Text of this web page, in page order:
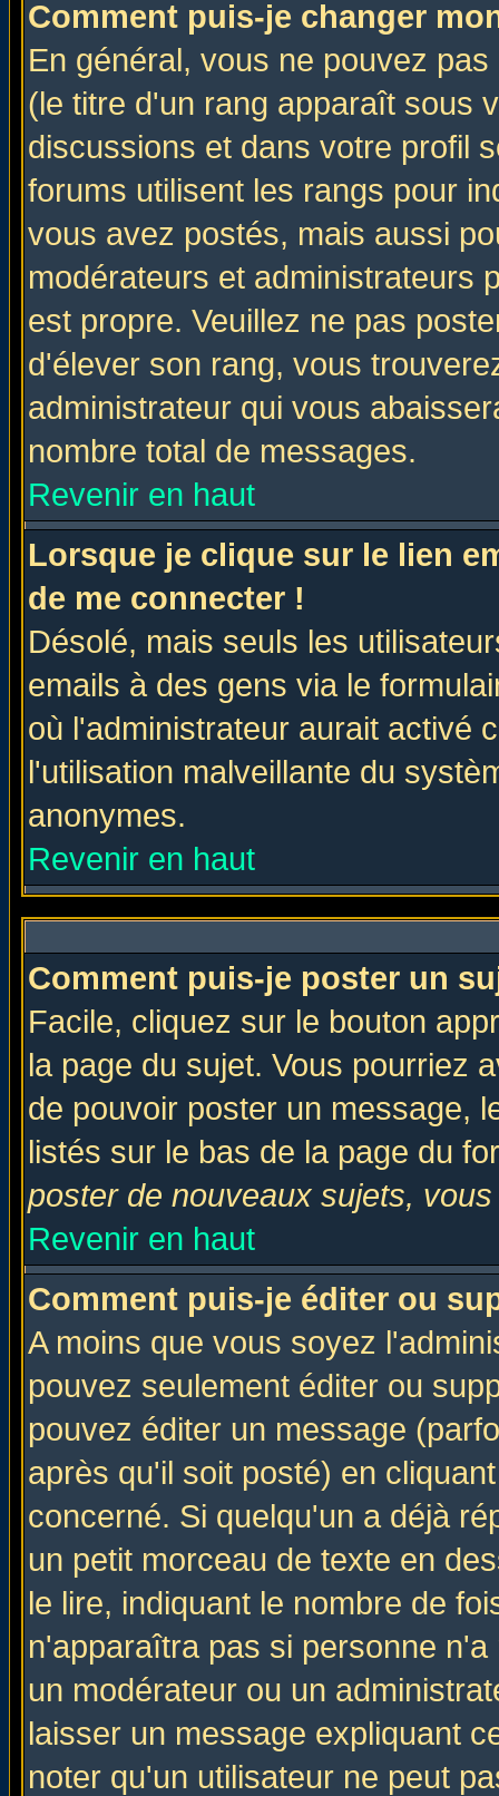
Comment puis-je changer
En général, vous ne pouvez
(le titre d'un rang apparaît sous
discussions et dans votre profil
forums utilisent les rangs pour
vous avez postés, mais aussi
modérateurs et administrateurs
est propre. Veuillez ne pas
d'élever son rang, vous
administrateur qui vous
nombre total de messages.
Revenir en haut
Lorsque je clique sur le lien
de me connecter !
Désolé, mais seuls les
emails à des gens via le
où l'administrateur aurait activé
l'utilisation malveillante du
anonymes.
Revenir en haut
Comment puis-je poster un
Facile, cliquez sur le bouton
la page du sujet. Vous pourriez
de pouvoir poster un message,
listés sur le bas de la page du
poster de nouveaux sujets,
Revenir en haut
Comment puis-je éditer ou
A moins que vous soyez
pouvez seulement éditer ou
pouvez éditer un message
après qu'il soit posté) en
concerné. Si quelqu'un a déjà
un petit morceau de texte en
le lire, indiquant le nombre de
n'apparaîtra pas si personne
un modérateur ou un
laisser un message expliquant
noter qu'un utilisateur ne peut